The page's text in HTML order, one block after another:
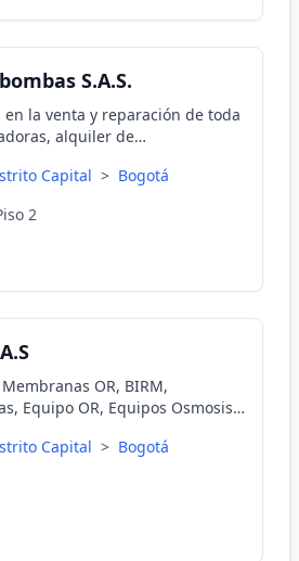
S.A.S.
la venta y reparación de toda
alquiler de
diferentes tipos de
Capital > Bogotá
2
OR, BIRM,
Equipo OR, Equipos Osmosis
Químicos para Limpieza de
Capital > Bogotá